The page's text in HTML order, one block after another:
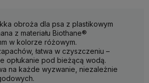
obroża dla psa z plastikowym
z materiału Biothane®
w kolorze różowym.
łatwa w czyszczeniu –
opłukanie pod bieżącą wodą.
na każde wyzwanie, niezależnie